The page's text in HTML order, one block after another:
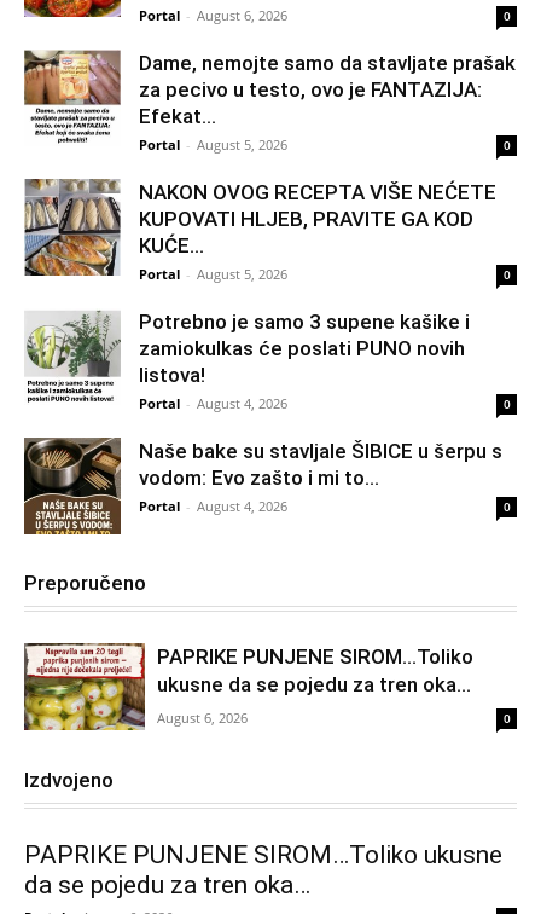
Portal - August 6, 2026 0
Dame, nemojte samo da stavljate prašak
za pecivo u testo, ovo je FANTAZIJA:
Efekat...
Portal - August 5, 2026 0
NAKON OVOG RECEPTA VIŠE NEĆETE
KUPOVATI HLJEB, PRAVITE GA KOD
KUĆE…
Portal - August 5, 2026 0
Potrebno je samo 3 supene kašike i
zamiokulkas će poslati PUNO novih
listova!
Portal - August 4, 2026 0
Naše bake su stavljale ŠIBICE u šerpu s
vodom: Evo zašto i mi to...
Portal - August 4, 2026 0
Preporučeno
PAPRIKE PUNJENE SIROM…Toliko
ukusne da se pojedu za tren oka…
August 6, 2026 0
Izdvojeno
PAPRIKE PUNJENE SIROM…Toliko ukusne
da se pojedu za tren oka…